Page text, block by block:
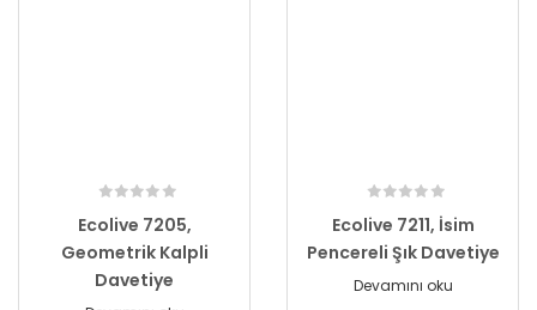
Ecolive 7205,
Geometrik Kalpli
Davetiye
Ecolive 7211, İsim
Pencereli Şık Davetiye
Devamını oku